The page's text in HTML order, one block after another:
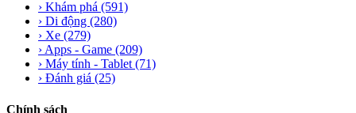
› Khám phá (591)
› Di động (280)
› Xe (279)
› Apps - Game (209)
› Máy tính - Tablet (71)
› Đánh giá (25)
Chính sách